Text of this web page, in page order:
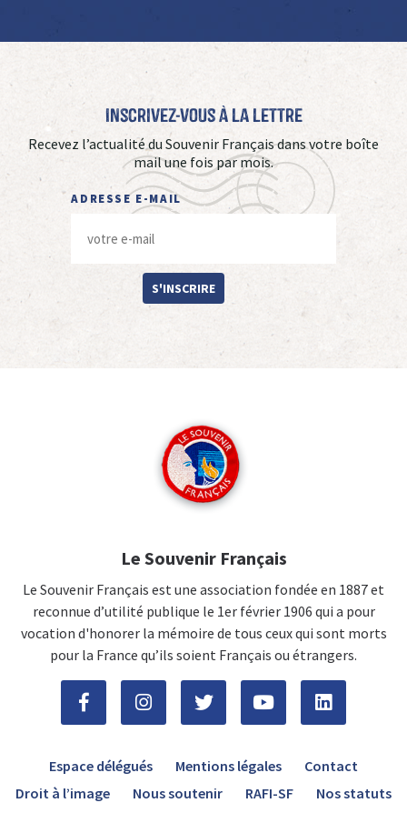
Inscrivez-vous à La Lettre
Recevez l’actualité du Souvenir Français dans votre boîte
mail une fois par mois.
ADRESSE E-MAIL
S'INSCRIRE
Le Souvenir Français
Le Souvenir Français est une association fondée en 1887 et
reconnue d’utilité publique le 1er février 1906 qui a pour
vocation d'honorer la mémoire de tous ceux qui sont morts
pour la France qu’ils soient Français ou étrangers.
Espace délégués Mentions légales
Contact
Droit à l’image
Nous soutenir RAFI-SF Nos statuts